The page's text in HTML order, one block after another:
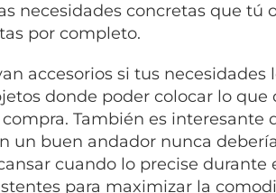
necesidades concretas que tú
por completo.
accesorios si tus necesidades
donde poder colocar lo que
También es interesante
un buen andador nunca
cuando lo precise durante
para maximizar la